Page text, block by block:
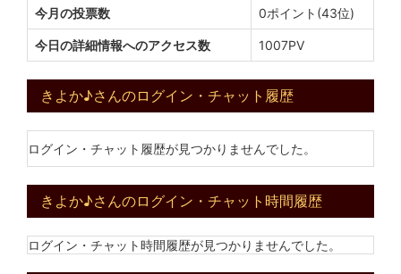
今月の投票数 0ポイント(43位)
今日の詳細情報へのアクセス数 1007PV
きよか♪さんのログイン・チャット履歴
ログイン・チャット履歴が見つかりませんでした。
きよか♪さんのログイン・チャット時間履歴
ログイン・チャット時間履歴が見つかりませんでした。